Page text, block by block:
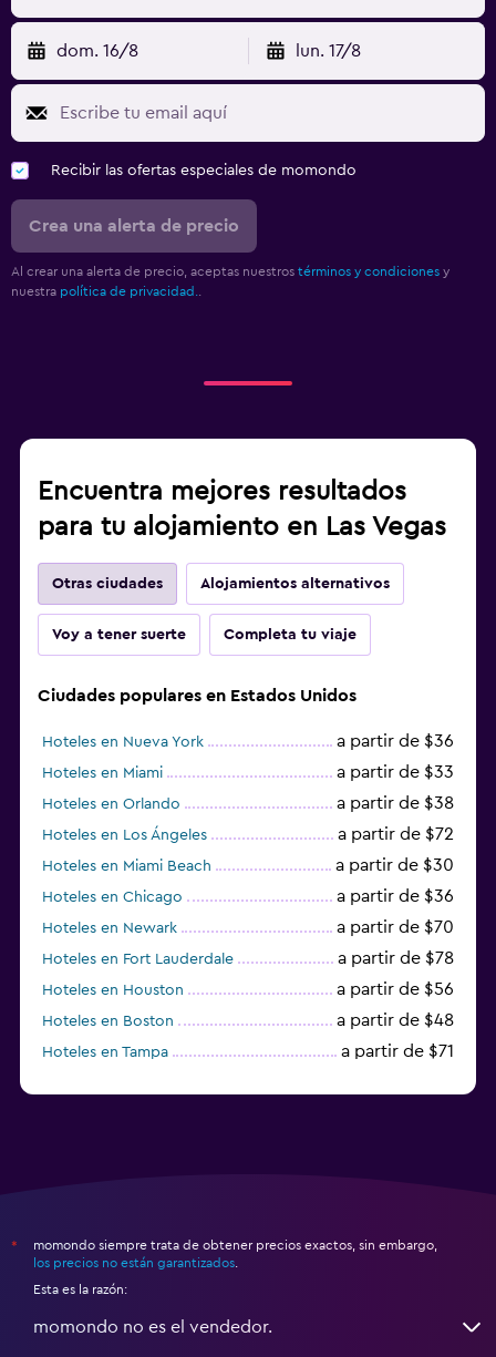
dom. 16/8 lun. 17/8
Recibir las ofertas especiales de momondo
Crea una alerta de precio
Al crear una alerta de precio, aceptas nuestros términos y condiciones y
nuestra política de privacidad.
Encuentra mejores resultados
para tu alojamiento en Las Vegas
Otras ciudades Alojamientos alternativos
Voy a tener suerte Completa tu viaje
Ciudades populares en Estados Unidos
Hoteles en Nueva York a partir de $36
Hoteles en Miami a partir de $33
Hoteles en Orlando a partir de $38
Hoteles en Los Ángeles a partir de $72
Hoteles en Miami Beach a partir de $30
Hoteles en Chicago a partir de $36
Hoteles en Newark a partir de $70
Hoteles en Fort Lauderdale a partir de $78
Hoteles en Houston a partir de $56
Hoteles en Boston a partir de $48
Hoteles en Tampa a partir de $71
*
momondo siempre trata de obtener precios exactos, sin embargo,
los precios no están garantizados
Esta es la razón:
momondo no es el vendedor.